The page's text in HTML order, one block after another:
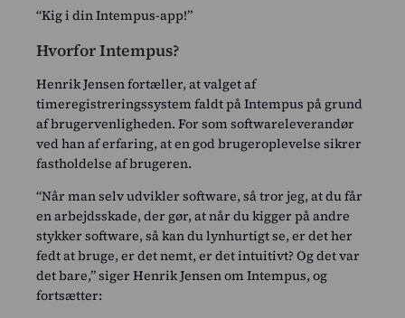
“Kig i din Intempus-app!”
Hvorfor Intempus?
Henrik Jensen fortæller, at valget af
timeregistreringssystem faldt på Intempus på grund
af brugervenligheden. For som softwareleverandør
ved han af erfaring, at en god brugeroplevelse sikrer
fastholdelse af brugeren.
“Når man selv udvikler software, så tror jeg, at du får
en arbejdsskade, der gør, at når du kigger på andre
stykker software, så kan du lynhurtigt se, er det her
fedt at bruge, er det nemt, er det intuitivt? Og det var
det bare,” siger Henrik Jensen om Intempus, og
fortsætter: